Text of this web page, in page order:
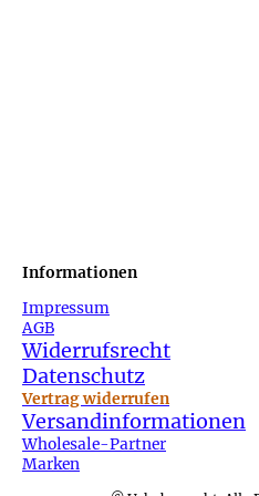
Impressum
AGB
Widerrufsrecht
Datenschutz
Vertrag widerrufen
Versandinformationen
Wholesale-Partner
Marken